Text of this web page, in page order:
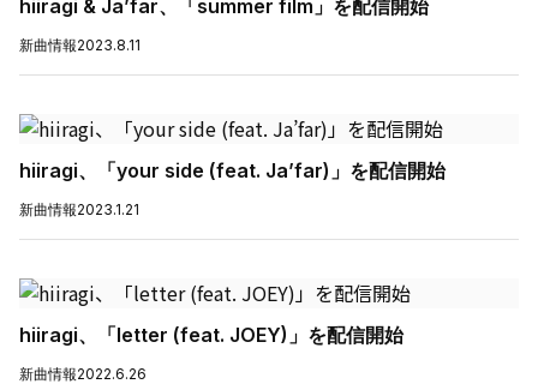
hiiragi & Ja’far、「summer film」を配信開始
新曲情報2023.8.11
hiiragi、「your side (feat. Ja’far)」を配信開始
新曲情報2023.1.21
hiiragi、「letter (feat. JOEY)」を配信開始
新曲情報2022.6.26